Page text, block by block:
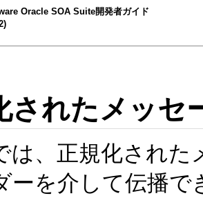
Oracle SOA Suite開発者ガイド
されたメッセ
は、正規化され
ーを介して伝播